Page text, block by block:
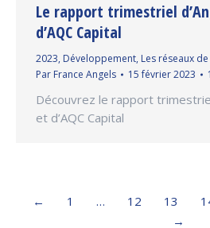
Le rapport trimestriel
d’AQC Capital
2023, Développement, Les réseaux
Par France Angels 15 février 2023
Découvrez le rapport
et d’AQC Capital
← 1 … 12 13
→